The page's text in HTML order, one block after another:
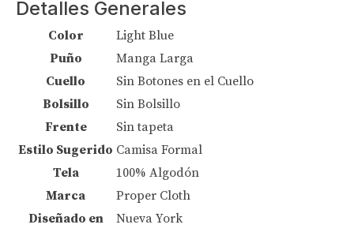
Detalles Generales
Color
Light Blue
Puño
Manga Larga
Cuello
Sin Botones en el Cuello
Bolsillo
Sin Bolsillo
Frente
Sin tapeta
Estilo Sugerido Camisa Formal
Tela
100% Algodón
Marca
Proper Cloth
Diseñado en
Nueva York